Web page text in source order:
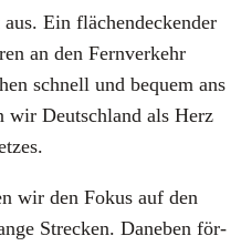
Ein flä­chen­de­cken­der
an den Fern­ver­kehr
schnell und bequem ans
Deutsch­land als Herz
wir den Fokus auf den
Stre­cken. Dane­ben för­